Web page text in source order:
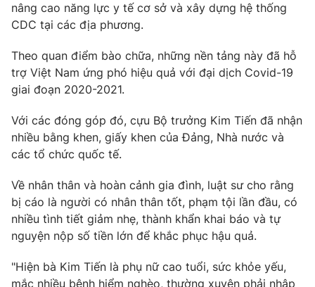
nâng cao năng lực y tế cơ sở và xây dựng hệ thống
CDC tại các địa phương.
Theo quan điểm bào chữa, những nền tảng này đã hỗ
trợ Việt Nam ứng phó hiệu quả với đại dịch Covid-19
giai đoạn 2020-2021.
Với các đóng góp đó, cựu Bộ trưởng Kim Tiến đã nhận
nhiều bằng khen, giấy khen của Đảng, Nhà nước và
các tổ chức quốc tế.
Về nhân thân và hoàn cảnh gia đình, luật sư cho rằng
bị cáo là người có nhân thân tốt, phạm tội lần đầu, có
nhiều tình tiết giảm nhẹ, thành khẩn khai báo và tự
nguyện nộp số tiền lớn để khắc phục hậu quả.
"Hiện bà Kim Tiến là phụ nữ cao tuổi, sức khỏe yếu,
mắc nhiều bệnh hiểm nghèo, thường xuyên phải nhập